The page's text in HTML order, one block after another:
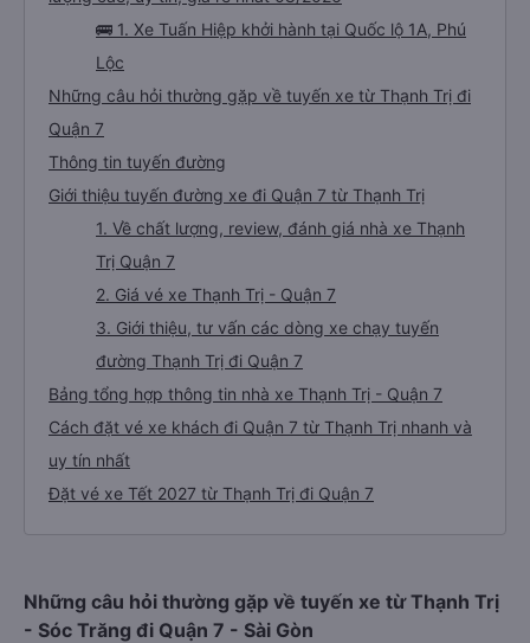
🚌 1. Xe Tuấn Hiệp khởi hành tại Quốc lộ 1A, Phú
Lộc
Những câu hỏi thường gặp về tuyến xe từ Thạnh Trị đi
Quận 7
Thông tin tuyến đường
Giới thiệu tuyến đường xe đi Quận 7 từ Thạnh Trị
1. Về chất lượng, review, đánh giá nhà xe Thạnh
Trị Quận 7
2. Giá vé xe Thạnh Trị - Quận 7
3. Giới thiệu, tư vấn các dòng xe chạy tuyến
đường Thạnh Trị đi Quận 7
Bảng tổng hợp thông tin nhà xe Thạnh Trị - Quận 7
Cách đặt vé xe khách đi Quận 7 từ Thạnh Trị nhanh và
uy tín nhất
Đặt vé xe Tết 2027 từ Thạnh Trị đi Quận 7
Những câu hỏi thường gặp về tuyến xe từ Thạnh Trị
- Sóc Trăng đi Quận 7 - Sài Gòn